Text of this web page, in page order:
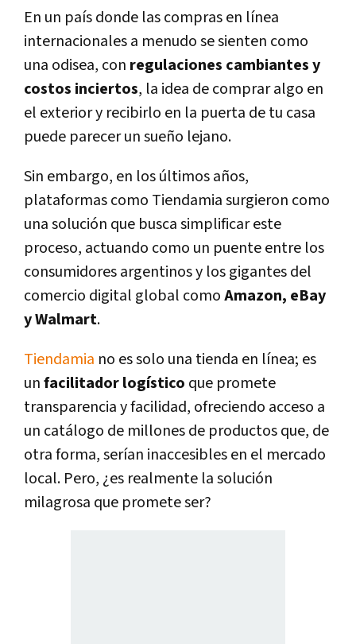
En un país donde las compras en línea
internacionales a menudo se sienten como
una odisea, con regulaciones cambiantes y
costos inciertos, la idea de comprar algo en
el exterior y recibirlo en la puerta de tu casa
puede parecer un sueño lejano.
Sin embargo, en los últimos años,
plataformas como Tiendamia surgieron como
una solución que busca simplificar este
proceso, actuando como un puente entre los
consumidores argentinos y los gigantes del
comercio digital global comoAmazon, eBay
y Walmart.
Tiendamia no es solo una tienda en línea; es
unfacilitador logístico que promete
transparencia y facilidad, ofreciendo acceso a
un catálogo de millones de productos que, de
otra forma, serían inaccesibles en el mercado
local. Pero, ¿es realmente la solución
milagrosa que promete ser?